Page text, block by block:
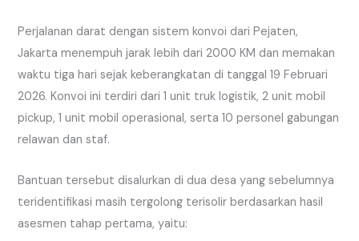
Perjalanan darat dengan sistem konvoi dari Pejaten,
Jakarta menempuh jarak lebih dari 2000 KM dan memakan
waktu tiga hari sejak keberangkatan di tanggal 19 Februari
2026. Konvoi ini terdiri dari 1 unit truk logistik, 2 unit mobil
pickup, 1 unit mobil operasional, serta 10 personel gabungan
relawan dan staf.
Bantuan tersebut disalurkan di dua desa yang sebelumnya
teridentifikasi masih tergolong terisolir berdasarkan hasil
asesmen tahap pertama, yaitu: